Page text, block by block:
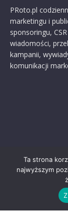
PRoto.pl
marketingu i
sponsoringu,
wiadomości,
kampanii,
komunikacji
Ta strona
najwyższym